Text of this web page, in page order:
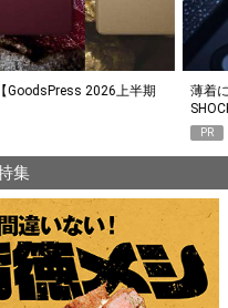
GoodsPress 2026上半期
薄着
PR
集